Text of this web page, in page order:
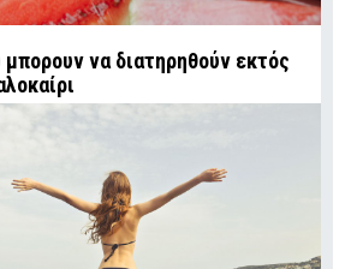
να διατηρηθούν εκτός